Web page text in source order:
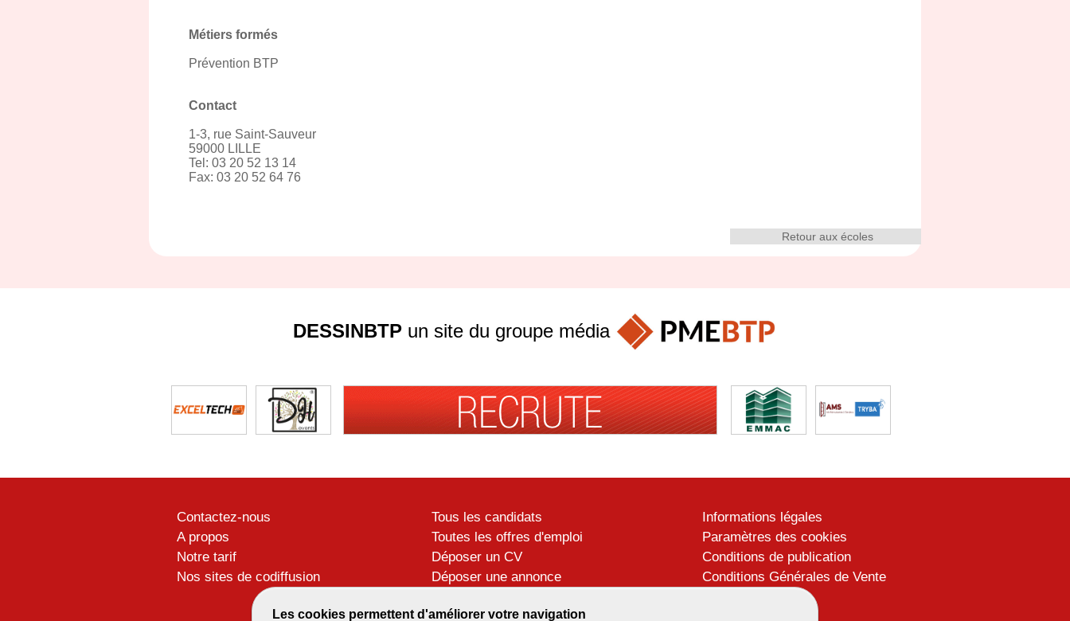
Métiers formés
Prévention BTP
Contact
1-3, rue Saint-Sauveur
59000 LILLE
Tel: 03 20 52 13 14
Fax: 03 20 52 64 76
Retour aux écoles
Les cookies permettent d'améliorer votre navigation
DESSINBTP un site du groupe média
Contactez-nous
A propos
Notre tarif
Nos sites de codiffusion
Tous les candidats
Toutes les offres d'emploi
Déposer un CV
Déposer une annonce
Informations légales
Paramètres des cookies
Conditions de publication
Conditions Générales de Vente